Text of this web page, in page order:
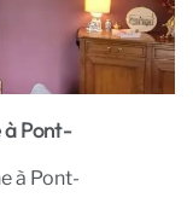
à Pont-
à Pont-